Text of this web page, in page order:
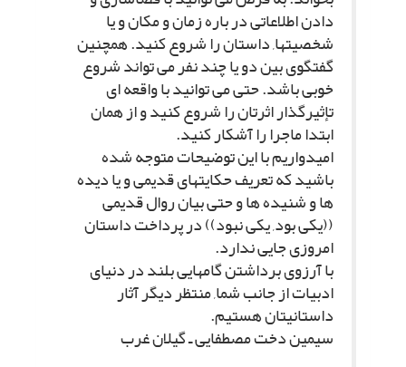
دادن اطلاعاتى در باره زمان و مکان و یا
شخصیتها, داستان را شروع کنید. همچنین
گفتگوى بین دو یا چند نفر مى تواند شروع
خوبى باشد. حتى مى توانید با واقعه اى
تإثیرگذار اثرتان را شروع کنید و از همان
ابتدا ماجرا را آشکار کنید.
امیدواریم با این توضیحات متوجه شده
باشید که تعریف حکایتهاى قدیمى و یا دیده
ها و شنیده ها و حتى بیان روال قدیمى
((یکى بود, یکى نبود)) در پرداخت داستان
امروزى جایى ندارد.
با آرزوى برداشتن گامهایى بلند در دنیاى
ادبیات از جانب شما, منتظر دیگر آثار
داستانیتان هستیم.
سیمین دخت مصطفایى ـ گیلان غرب